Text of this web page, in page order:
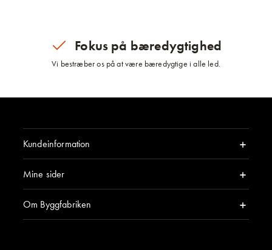
Fokus på bæredygtighed
Vi bestræber os på at være bæredygtige i alle led.
Kundeinformation
Mine sider
Om Byggfabriken